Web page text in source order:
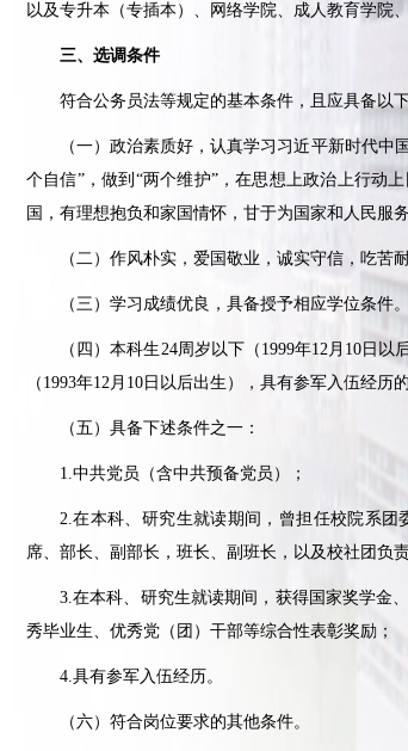
以及专升本（专插本）、网络学院、成人教育学院
三、选调条件
符合公务员法等规定的基本条件，且应具备以
（一）政治素质好，认真学习习近平新时代中国
个自信”，做到“两个维护”，在思想上政治上行动
国，有理想抱负和家国情怀，甘于为国家和人民服务
（二）作风朴实，爱国敬业，诚实守信，吃苦耐
（三）学习成绩优良，具备授予相应学位条件
（四）本科生24周岁以下（ 1999年12月 10 日以
（ 1993年12月 10 日以后出生），具有参军入伍经历
（五）具备下述条件之一：
1.中共党员（含中共预备党员）；
2.在本科、研究生就读期间，曾担任校院系
席、部长、副部长，班长、副班长，以及校社团负责
3.在本科、研究生就读期间，获得国家奖学金
秀毕业生、优秀党（团）干部等综合性表彰奖励；
4.具有参军入伍经历。
（六）符合岗位要求的其他条件。